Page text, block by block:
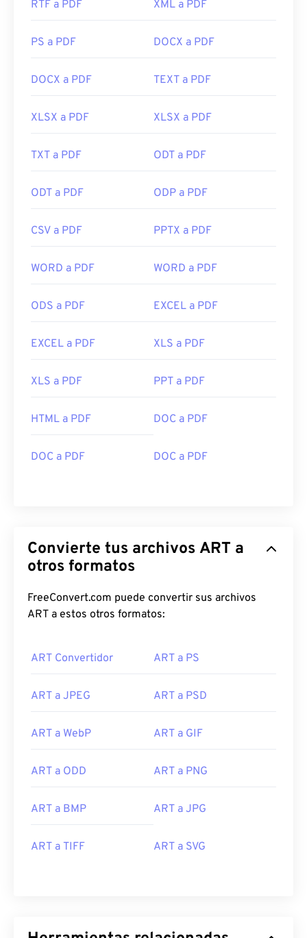
RTF a PDF XML a PDF
PS a PDF DOCX a PDF
DOCX a PDF TEXT a PDF
XLSX a PDF XLSX a PDF
TXT a PDF ODT a PDF
ODT a PDF ODP a PDF
CSV a PDF PPTX a PDF
WORD a PDF WORD a PDF
ODS a PDF EXCEL a PDF
EXCEL a PDF XLS a PDF
XLS a PDF PPT a PDF
HTML a PDF DOC a PDF
DOC a PDF DOC a PDF
Convierte tus archivos ART a
otros formatos
FreeConvert.com puede convertir sus archivos
ART a estos otros formatos:
ART Convertidor ART a PS
ART a JPEG ART a PSD
ART a WebP ART a GIF
ART a ODD ART a PNG
ART a BMP ART a JPG
ART a TIFF ART a SVG